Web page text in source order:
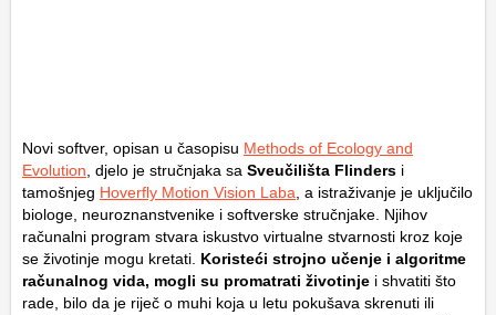
Novi softver, opisan u časopisu Methods of Ecology and
Evolution, djelo je stručnjaka sa Sveučilišta Flinders i
tamošnjeg Hoverfly Motion Vision Laba, a istraživanje je uključilo
biologe, neuroznanstvenike i softverske stručnjake. Njihov
računalni program stvara iskustvo virtualne stvarnosti kroz koje
se životinje mogu kretati. Koristeći strojno učenje i algoritme
računalnog vida, mogli su promatrati životinje i shvatiti što
rade, bilo da je riječ o muhi koja u letu pokušava skrenuti ili